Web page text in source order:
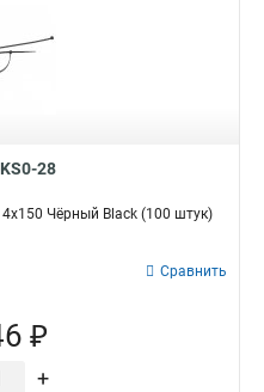
28
Чёрный Black (100 штук)
Сравнить
₽
+